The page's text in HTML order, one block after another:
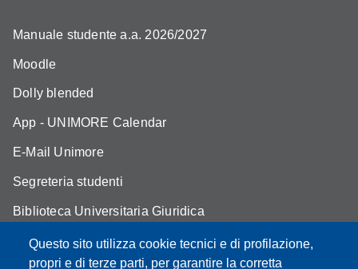
Questo sito utilizza cookie tecnici e di profilazione,
propri e di terze parti, per garantire la corretta
Manuale studente a.a. 2026/2027
Moodle
Dolly blended
App - UNIMORE Calendar
E-Mail Unimore
Segreteria studenti
Biblioteca Universitaria Giuridica
Assicurazione qualità